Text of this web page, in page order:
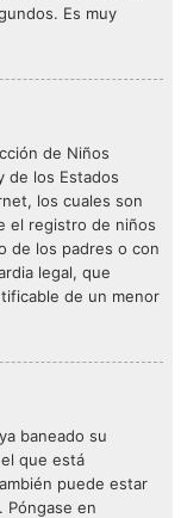
Es muy
de Niños
de los Estados
los cuales son
el registro de niños
de los padres o con
legal, que
de un menor
baneado su
que está
puede estar
Póngase en